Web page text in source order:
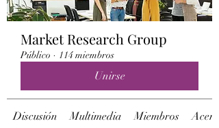
Market Research Group
Público · 114 miembros
Unirse
Discusión Multimedia Miembros